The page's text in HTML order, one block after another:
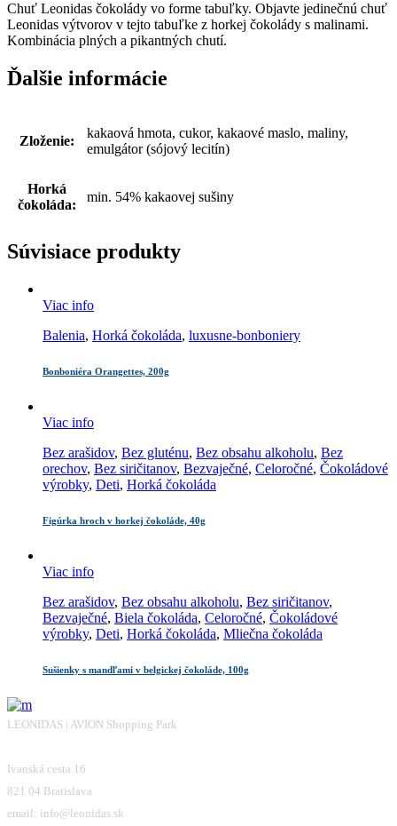
Chuť Leonidas čokolády vo forme tabuľky. Objavte jedinečnú chuť
Leonidas výtvorov v tejto tabuľke z horkej čokolády s malinami.
Kombinácia plných a pikantných chutí.
Ďalšie informácie
Zloženie:
kakaová hmota, cukor, kakaové maslo, maliny,
emulgátor (sójový lecitín)
Horká
čokoláda:
min. 54% kakaovej sušiny
Súvisiace produkty
Viac info
Balenia, Horká čokoláda, luxusne-bonboniery
Bonboniéra Orangettes, 200g
Viac info
Bez arašidov, Bez gluténu, Bez obsahu alkoholu, Bez
orechov, Bez siričitanov, Bezvaječné, Celoročné, Čokoládové
výrobky, Deti, Horká čokoláda
Figúrka hroch v horkej čokoláde, 40g
Viac info
Bez arašidov, Bez obsahu alkoholu, Bez siričitanov,
Bezvaječné, Biela čokoláda, Celoročné, Čokoládové
výrobky, Deti, Horká čokoláda, Mliečna čokoláda
Sušienky s mandľami v belgickej čokoláde, 100g
LEONIDAS | AVION Shopping Park
Ivanská cesta 16
821 04 Bratislava
email: info@leonidas.sk